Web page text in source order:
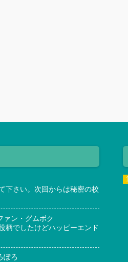
下さい。次回からは秘密の校
ァン・グムボク
柄でしたけどハッピーエンド
ぽろ